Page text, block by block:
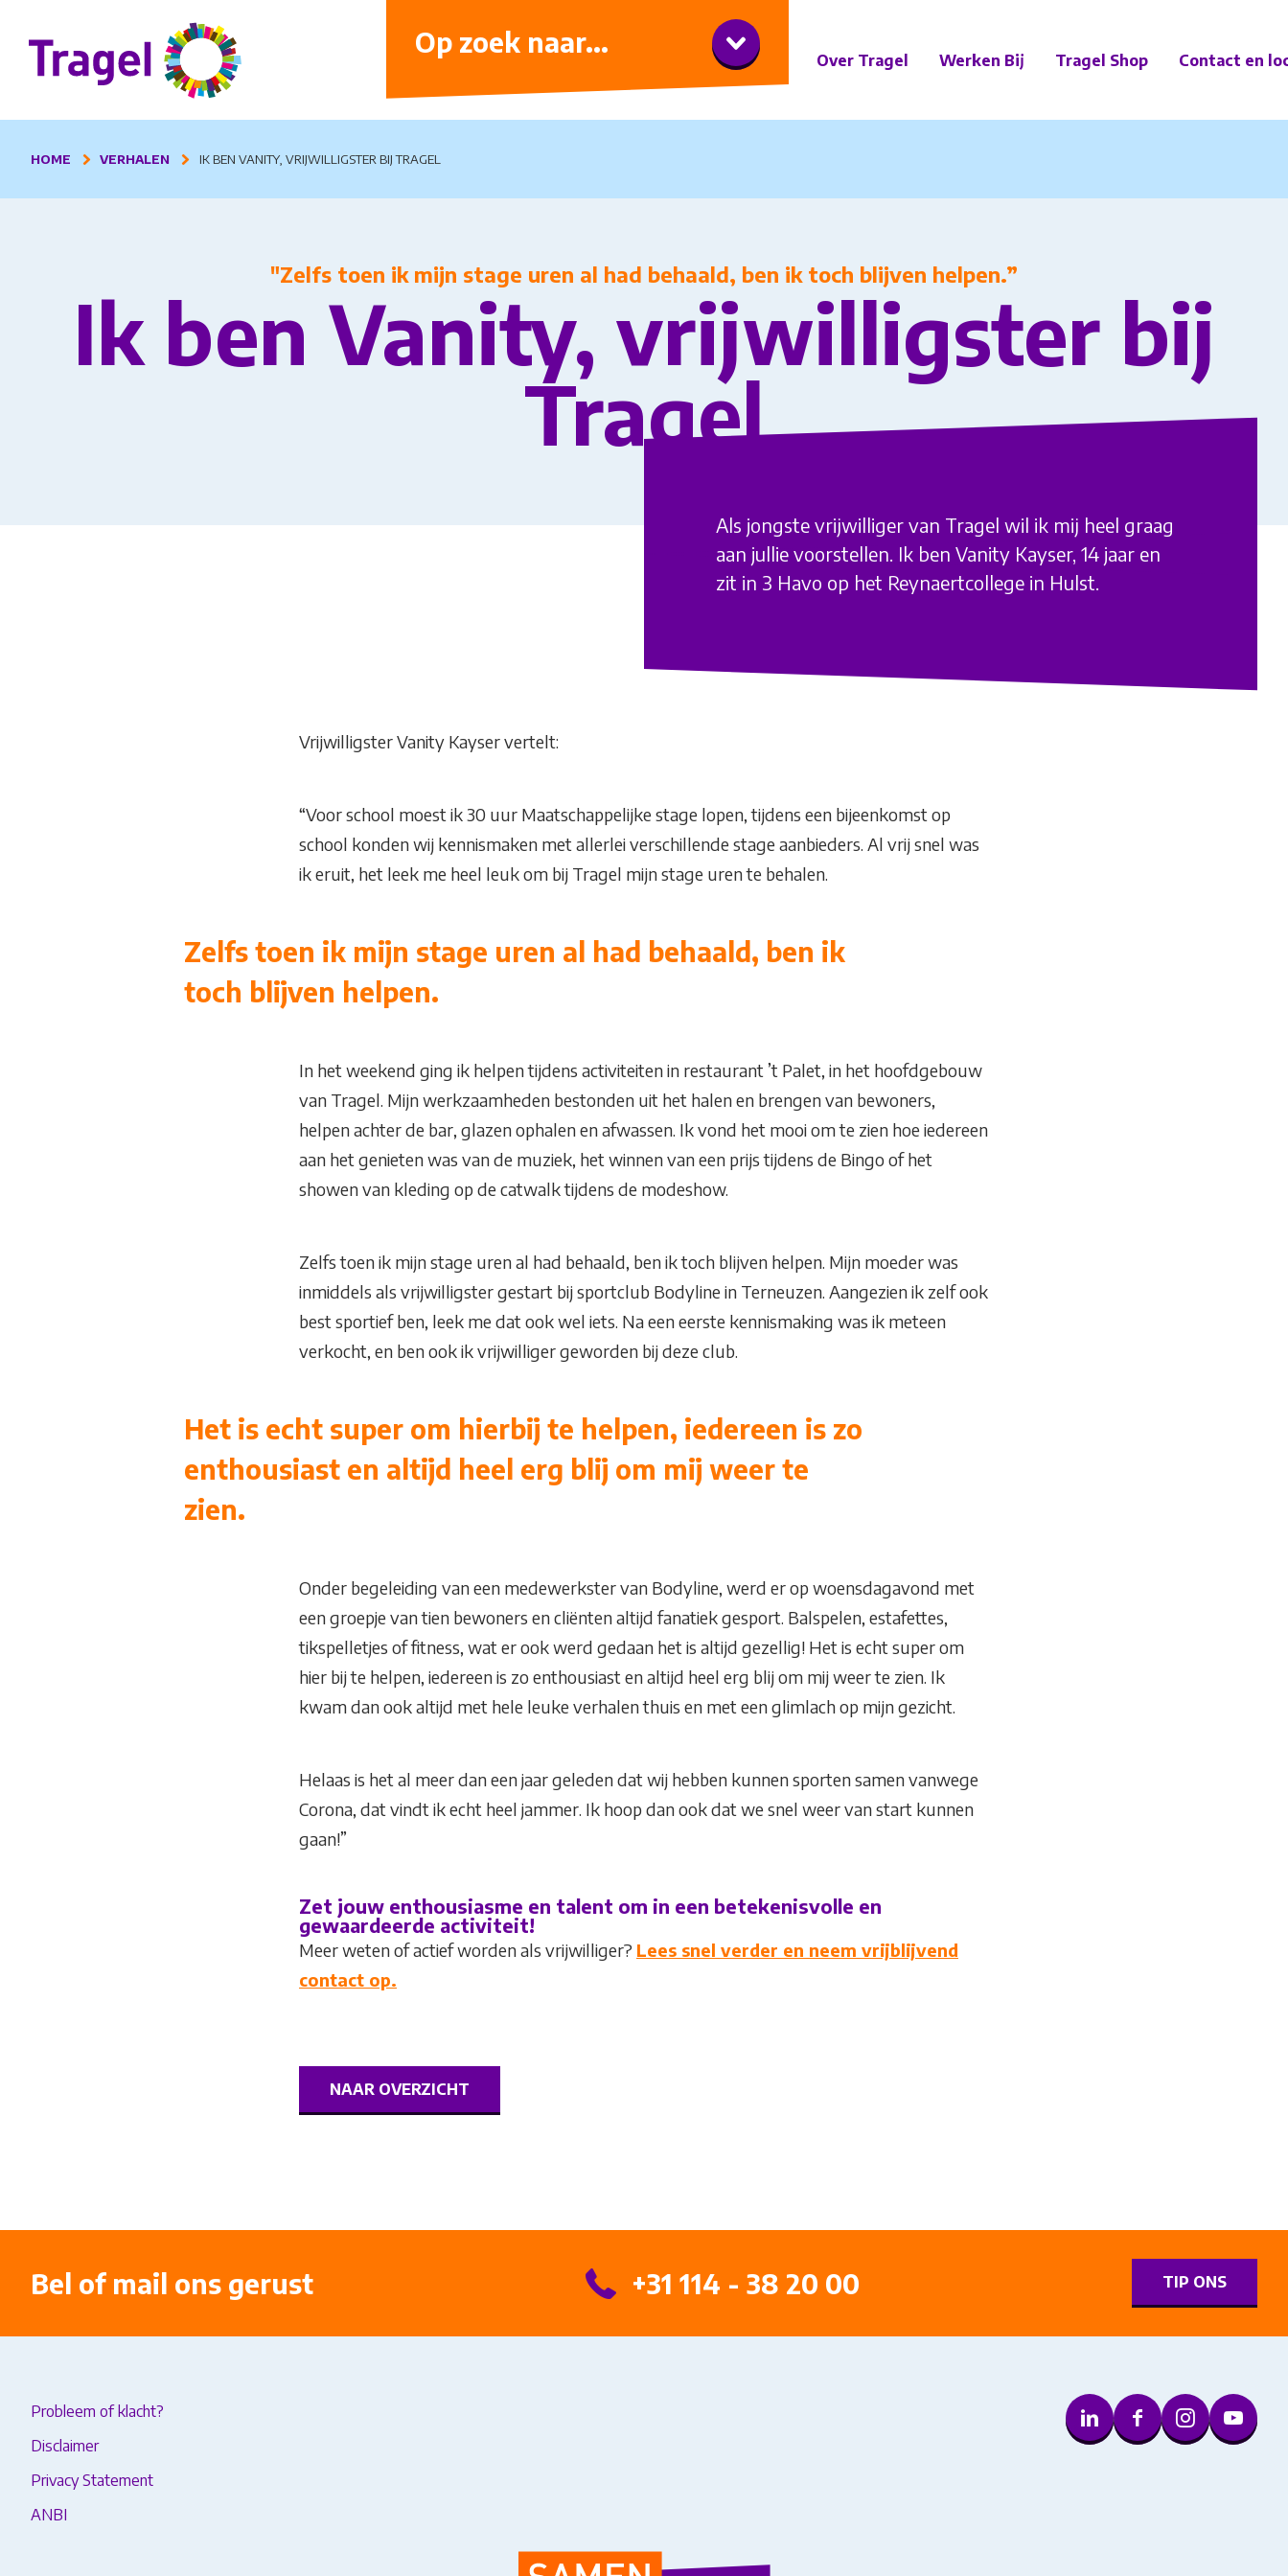
Op zoek naar...
Over Tragel Werken Bij Tragel Shop Contact en
HOME VERHALEN IK BEN VANITY, VRIJWILLIGSTER BIJ TRAGEL
"Zelfs toen ik mijn stage uren al had behaald, ben ik toch blijven helpen.”
Ik ben Vanity, vrijwilligster bij
Tragel
Als jongste vrijwilliger van Tragel wil ik mij heel graag
aan jullie voorstellen. Ik ben Vanity Kayser, 14 jaar en
zit in 3 Havo op het Reynaertcollege in Hulst.
Vrijwilligster Vanity Kayser vertelt:
“Voor school moest ik 30 uur Maatschappelijke stage lopen, tijdens een bijeenkomst op
school konden wij kennismaken met allerlei verschillende stage aanbieders. Al vrij snel was
ik eruit, het leek me heel leuk om bij Tragel mijn stage uren te behalen.
Zelfs toen ik mijn stage uren al had behaald, ben ik
toch blijven helpen.
In het weekend ging ik helpen tijdens activiteiten in restaurant ’t Palet, in het hoofdgebouw
van Tragel. Mijn werkzaamheden bestonden uit het halen en brengen van bewoners,
helpen achter de bar, glazen ophalen en afwassen. Ik vond het mooi om te zien hoe iedereen
aan het genieten was van de muziek, het winnen van een prijs tijdens de Bingo of het
showen van kleding op de catwalk tijdens de modeshow.
Zelfs toen ik mijn stage uren al had behaald, ben ik toch blijven helpen. Mijn moeder was
inmiddels als vrijwilligster gestart bij sportclub Bodyline in Terneuzen. Aangezien ik zelf ook
best sportief ben, leek me dat ook wel iets. Na een eerste kennismaking was ik meteen
verkocht, en ben ook ik vrijwilliger geworden bij deze club.
Het is echt super om hierbij te helpen, iedereen is zo
enthousiast en altijd heel erg blij om mij weer te
zien.
Onder begeleiding van een medewerkster van Bodyline, werd er op woensdagavond met
een groepje van tien bewoners en cliënten altijd fanatiek gesport. Balspelen, estafettes,
tikspelletjes of fitness, wat er ook werd gedaan het is altijd gezellig! Het is echt super om
hier bij te helpen, iedereen is zo enthousiast en altijd heel erg blij om mij weer te zien. Ik
kwam dan ook altijd met hele leuke verhalen thuis en met een glimlach op mijn gezicht.
Helaas is het al meer dan een jaar geleden dat wij hebben kunnen sporten samen vanwege
Corona, dat vindt ik echt heel jammer. Ik hoop dan ook dat we snel weer van start kunnen
gaan!”
Zet jouw enthousiasme en talent om in een betekenisvolle en
gewaardeerde activiteit!
Meer weten of actief worden als vrijwilliger? Lees snel verder en neem vrijblijvend
contact op.
NAAR OVERZICHT
Bel of mail ons gerust +31 114 - 38 20 00 TIP ONS
Probleem of klacht?
Disclaimer
Privacy Statement
ANBI